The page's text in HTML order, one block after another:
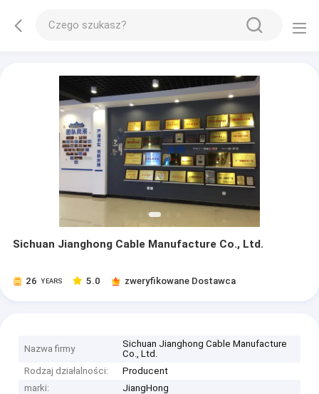
Sichuan Jianghong Cable Manufacture Co., Ltd.
26 YEARS 5.0 zweryfikowane Dostawca
Nazwa firmy
Sichuan Jianghong Cable Manufacture
Co., Ltd.
Rodzaj działalności:
Producent
marki:
JiangHong